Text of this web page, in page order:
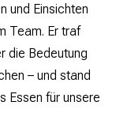
und Einsichten
Team. Er traf
die Bedeutung
– und stand
Essen für unsere